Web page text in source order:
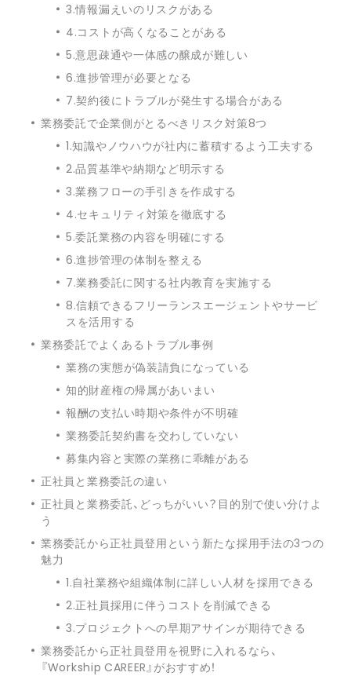
3.情報漏えいのリスクがある
4.コストが高くなることがある
5.意思疎通や一体感の醸成が難しい
6.進捗管理が必要となる
7.契約後にトラブルが発生する場合がある
業務委託で企業側がとるべきリスク対策8つ
1.知識やノウハウが社内に蓄積するよう工夫する
2.品質基準や納期など明示する
3.業務フローの手引きを作成する
4.セキュリティ対策を徹底する
5.委託業務の内容を明確にする
6.進捗管理の体制を整える
7.業務委託に関する社内教育を実施する
8.信頼できるフリーランスエージェントやサービ
スを活用する
業務委託でよくあるトラブル事例
業務の実態が偽装請負になっている
知的財産権の帰属があいまい
報酬の支払い時期や条件が不明確
業務委託契約書を交わしていない
募集内容と実際の業務に乖離がある
正社員と業務委託の違い
正社員と業務委託、どっちがいい？目的別で使い分けよ
う
業務委託から正社員登用という新たな採用手法の3つの
魅力
1.自社業務や組織体制に詳しい人材を採用できる
2.正社員採用に伴うコストを削減できる
3.プロジェクトへの早期アサインが期待できる
業務委託から正社員登用を視野に入れるなら、
『Workship CAREER』がおすすめ！